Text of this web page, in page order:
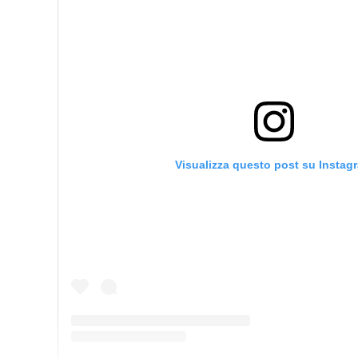
Visualizza questo post su